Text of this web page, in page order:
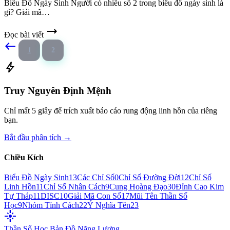
Biểu Đồ Ngày Sinh Người có nhiều số 2 trong biểu đồ ngày sinh là
gì? Giải mã…
Đọc bài viết trending_flat
west
1 2
bolt
Truy Nguyên Định Mệnh
Chỉ mất 5 giây để trích xuất báo cáo rung động linh hồn của riêng
bạn.
Bắt đầu phân tích →
Chiều Kích
Biểu Đồ Ngày Sinh13Các Chỉ Số0Chỉ Số Đường Đời12Chỉ Số
Linh Hồn11Chỉ Số Nhân Cách9Cung Hoàng Đạo30Đỉnh Cao Kim
Tự Tháp11DISC10Giải Mã Con Số17Mũi Tên Thần Số
Học9Nhóm Tính Cách22Ý Nghĩa Tên23
flare